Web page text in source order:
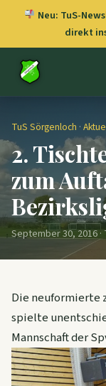
Neu: TuS-
direkt
TuS Sörgenloch ·
2.
zum
September 30, 2016
Die neuformierte
spielte
Mannschaft der